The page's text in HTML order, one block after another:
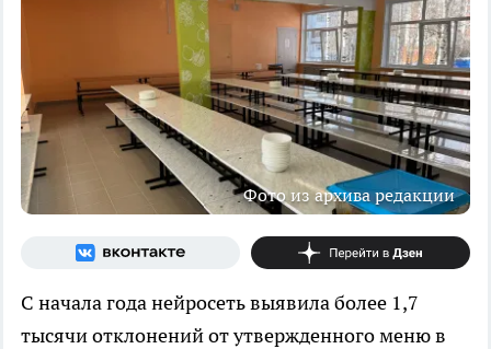
Фото из архива редакции
С начала года нейросеть выявила более 1,7
тысячи отклонений от утвержденного меню в